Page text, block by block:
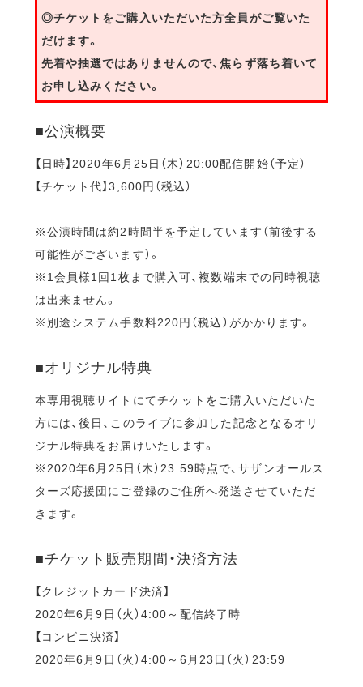
◎チケットをご購入いただいた方全員がご覧いた
だけます。
先着や抽選ではありませんので、焦らず落ち着いて
お申し込みください。
■公演概要
【日時】2020年6月25日（木）20:00配信開始（予定）
【チケット代】3,600円（税込）
※公演時間は約2時間半を予定しています（前後する
可能性がございます）。
※1会員様1回1枚まで購入可、複数端末での同時視聴
は出来ません。
※別途システム手数料220円（税込）がかかります。
■オリジナル特典
本専用視聴サイトにてチケットをご購入いただいた
方には、後日、このライブに参加した記念となるオリ
ジナル特典をお届けいたします。
※2020年6月25日（木）23:59時点で、サザンオールス
ターズ応援団にご登録のご住所へ発送させていただ
きます。
■チケット販売期間・決済方法
【クレジットカード決済】
2020年6月9日（火）4:00～配信終了時
【コンビニ決済】
2020年6月9日（火）4:00～6月23日（火）23:59